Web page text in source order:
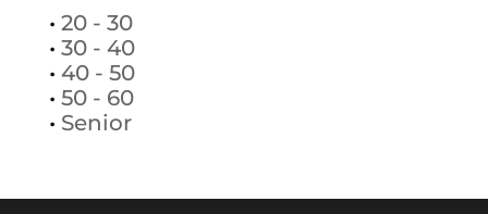
• 20 - 30
• 30 - 40
• 40 - 50
• 50 - 60
• Senior